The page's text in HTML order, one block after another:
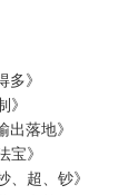
多》
》
出落地》
宝》
超、钞》